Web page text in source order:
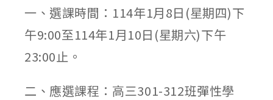
一、選課時間：114年1月8日(星期四)下
午9:00至114年1月10日(星期六)下午
23:00止。
二、應選課程：高三301-312班彈性學